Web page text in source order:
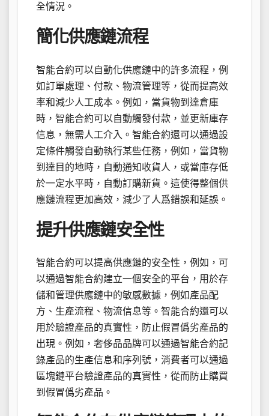
全情況。
簡化供應鏈流程
智能合約可以自動化供應鏈中的許多流程，例
如訂單處理、付款、物流管理等，從而提高效
率和減少人工成本。例如，當貨物到達倉庫
時，智能合約可以自動觸發付款，並更新庫存
信息，無需人工介入。智能合約還可以通過設
定條件觸發自動執行某些任務，例如，當貨物
到達目的地時，自動通知收貨人，或當庫存低
於一定水平時，自動訂購新貨。這使得整個供
應鏈流程更加高效，減少了人爲錯誤和延誤。
提升供應鏈安全性
智能合約可以提高供應鏈的安全性，例如，可
以通過智能合約建立一個安全的平台，用於存
儲和管理供應鏈中的敏感數據，例如產品配
方、生產流程、物流信息等。智能合約還可以
用於驗證產品的真實性，防止假冒僞劣產品的
出現。例如，奢侈品品牌可以通過智能合約記
錄產品的生產信息和序列號，消費者可以通過
區塊鏈平台驗證產品的真實性，從而防止購買
到假冒僞劣產品。